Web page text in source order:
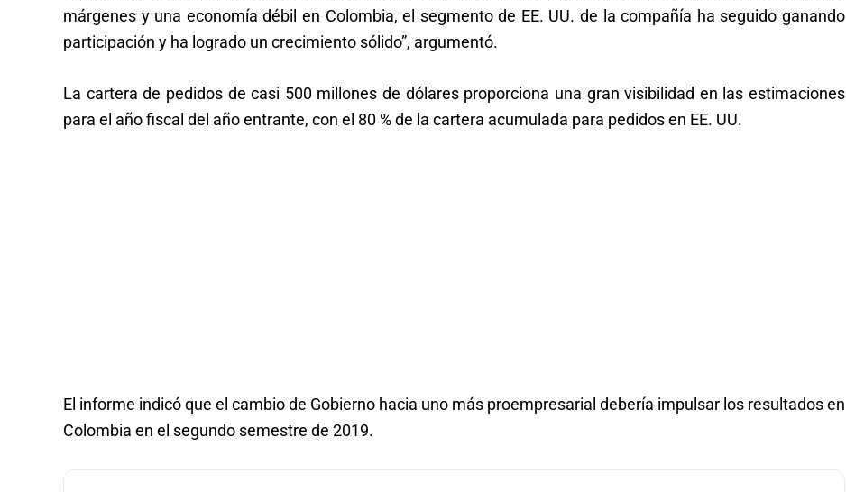
márgenes y una economía débil en Colombia, el segmento de EE. UU. de la compañía ha seguido ganando
participación y ha logrado un crecimiento sólido”, argumentó.
La cartera de pedidos de casi 500 millones de dólares proporciona una gran visibilidad en las estimaciones
para el año fiscal del año entrante, con el 80 % de la cartera acumulada para pedidos en EE. UU.
El informe indicó que el cambio de Gobierno hacia uno más proempresarial debería impulsar los resultados en
Colombia en el segundo semestre de 2019.